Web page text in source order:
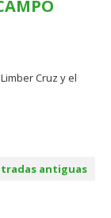
Cruz y el
antiguas